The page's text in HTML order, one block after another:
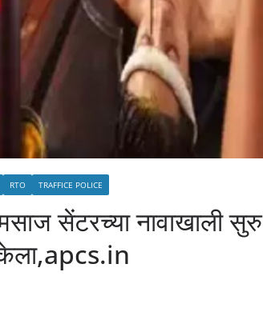
RTO TRAFFICE POLICE
सेंटरच्या नावाखाली सुरु
केला,apcs.in